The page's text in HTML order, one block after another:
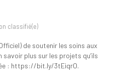
classifié(e)
de soutenir les soins aux
plus sur les projets qu’ils
: https://bit.ly/3tEiqrO.